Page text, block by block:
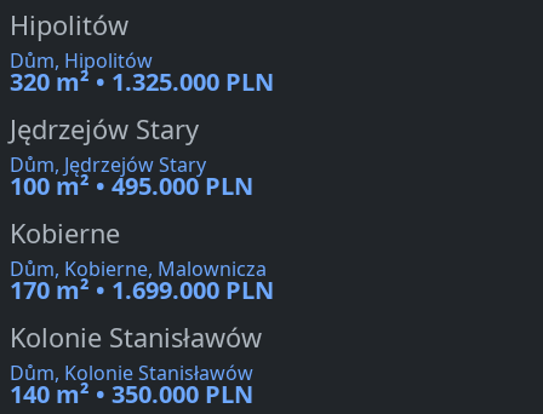
Hipolitów
Dům, Hipolitów
320 m² • 1.325.000 PLN
Jędrzejów Stary
Dům, Jędrzejów Stary
100 m² • 495.000 PLN
Kobierne
Dům, Kobierne, Malownicza
170 m² • 1.699.000 PLN
Kolonie Stanisławów
Dům, Kolonie Stanisławów
140 m² • 350.000 PLN